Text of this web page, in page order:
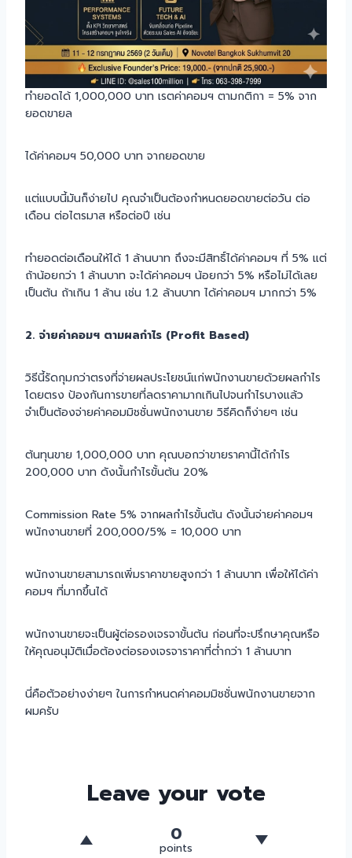
ทำยอดได้ 1,000,000 บาท เรตค่าคอมฯ ตามกติกา = 5% จาก
ยอดขายล
ได้ค่าคอมฯ 50,000 บาท จากยอดขาย
แต่แบบนี้มันก็ง่ายไป คุณจำเป็นต้องกำหนดยอดขายต่อวัน ต่อ
เดือน ต่อไตรมาส หรือต่อปี เช่น
ทำยอดต่อเดือนให้ได้ 1 ล้านบาท ถึงจะมีสิทธิ์ได้ค่าคอมฯ ที่ 5% แต่
ถ้าน้อยกว่า 1 ล้านบาท จะได้ค่าคอมฯ น้อยกว่า 5% หรือไม่ได้เลย
เป็นต้น ถ้าเกิน 1 ล้าน เช่น 1.2 ล้านบาท ได้ค่าคอมฯ มากกว่า 5%
2. จ่ายค่าคอมฯ ตามผลกำไร (Profit Based)
วิธีนี้รัดกุมกว่าตรงที่จ่ายผลประโยชน์แก่พนักงานขายด้วยผลกำไร
โดยตรง ป้องกันการขายที่ลดราคามากเกินไปจนกำไรบางแล้ว
จำเป็นต้องจ่ายค่าคอมมิชชั่นพนักงานขาย วิธีคิดก็ง่ายๆ เช่น
ต้นทุนขาย 1,000,000 บาท คุณบอกว่าขายราคานี้ได้กำไร
200,000 บาท ดังนั้นกำไรขั้นต้น 20%
Commission Rate 5% จากผลกำไรขั้นต้น ดังนั้นจ่ายค่าคอมฯ
พนักงานขายที่ 200,000/5% = 10,000 บาท
พนักงานขายสามารถเพิ่มราคาขายสูงกว่า 1 ล้านบาท เพื่อให้ได้ค่า
คอมฯ ที่มากขึ้นได้
พนักงานขายจะเป็นผู้ต่อรองเจรจาขั้นต้น ก่อนที่จะปรึกษาคุณหรือ
ให้คุณอนุมัติเมื่อต้องต่อรองเจรจาราคาที่ต่ำกว่า 1 ล้านบาท
นี่คือตัวอย่างง่ายๆ ในการกำหนดค่าคอมมิชชั่นพนักงานขายจาก
ผมครับ
Leave your vote
0
points